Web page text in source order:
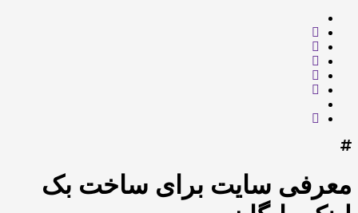
معرفی سایت برای ساخت بک